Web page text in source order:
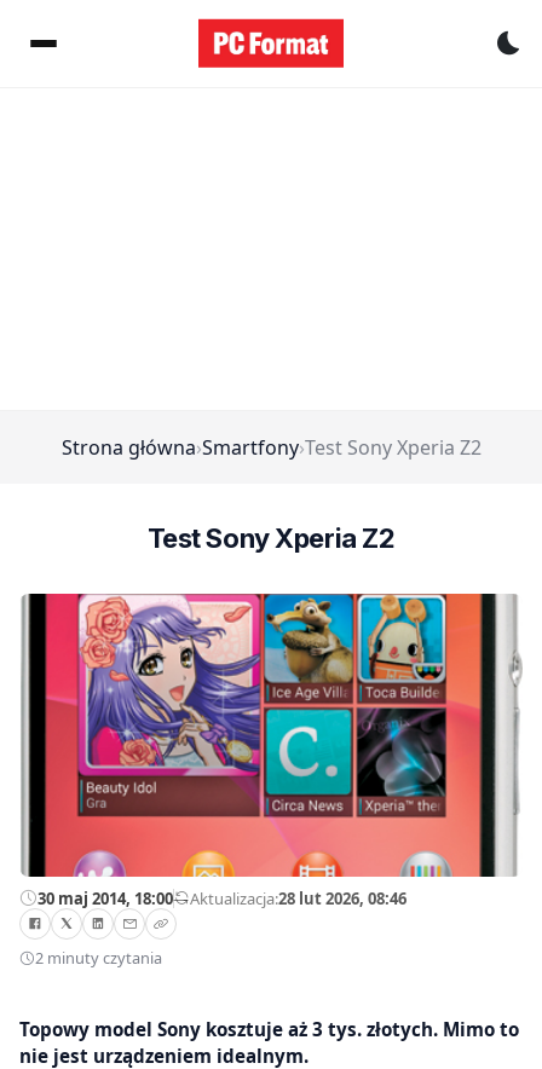
Strona główna›Smartfony›Test Sony Xperia Z2
Test Sony Xperia Z2
30 maj 2014, 18:00—Aktualizacja:28 lut 2026, 08:46
2 minuty czytania
Topowy model Sony kosztuje aż 3 tys. złotych. Mimo to
nie jest urządzeniem idealnym.